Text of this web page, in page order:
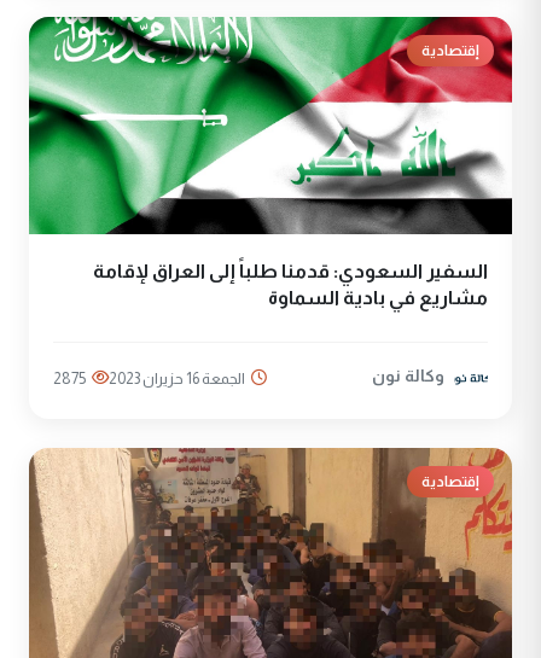
إقتصادية
السفير السعودي: قدمنا طلباً إلى العراق لإقامة
مشاريع في بادية السماوة
وكالة نون الجمعة 16 حزيران 2023 2875
إقتصادية